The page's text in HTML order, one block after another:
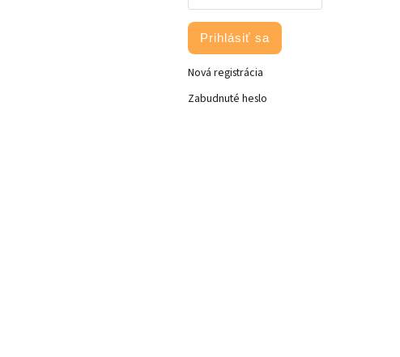
Prihlásiť sa
Nová registrácia
Zabudnuté heslo